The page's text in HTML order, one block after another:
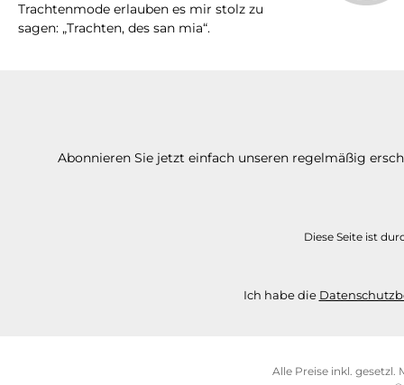
Trachtenmode erlauben es mir stolz zu
sagen: „Trachten, des san mia“.
Abonnieren Sie jetzt einfach unseren regelmäßig
Diese Seite ist
Ich habe die
Alle Preise inkl. gesetzl.